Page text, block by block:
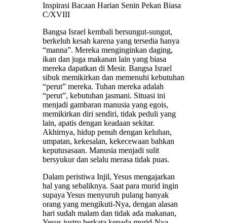
Inspirasi Bacaan Harian Senin Pekan Biasa
C/XVIII
Bangsa Israel kembali bersungut-sungut,
berkeluh kesah karena yang tersedia hanya
“manna”. Mereka menginginkan daging,
ikan dan juga makanan lain yang biasa
mereka dapatkan di Mesir. Bangsa Israel
sibuk memikirkan dan memenuhi kebutuhan
“perut” mereka. Tuhan mereka adalah
“perut”, kebutuhan jasmani. Situasi ini
menjadi gambaran manusia yang egois,
memikirkan diri sendiri, tidak peduli yang
lain, apatis dengan keadaan sekitar.
Akhirnya, hidup penuh dengan keluhan,
umpatan, kekesalan, kekecewaan bahkan
keputusasaan. Manusia menjadi sulit
bersyukur dan selalu merasa tidak puas.
Dalam peristiwa Injil, Yesus mengajarkan
hal yang sebaliknya. Saat para murid ingin
supaya Yesus menyuruh pulang banyak
orang yang mengikuti-Nya, dengan alasan
hari sudah malam dan tidak ada makanan,